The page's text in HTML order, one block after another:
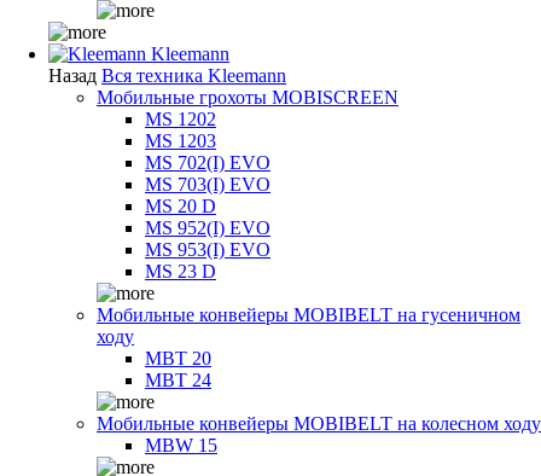
Kleemann
Назад Вся техника Kleemann
Мобильные грохоты MOBISCREEN
MS 1202
MS 1203
MS 702(I) EVO
MS 703(I) EVO
MS 20 D
MS 952(I) EVO
MS 953(I) EVO
MS 23 D
Мобильные конвейеры MOBIBELT на гусеничном
ходу
MBT 20
MBT 24
Мобильные конвейеры MOBIBELT на колесном ходу
MBW 15